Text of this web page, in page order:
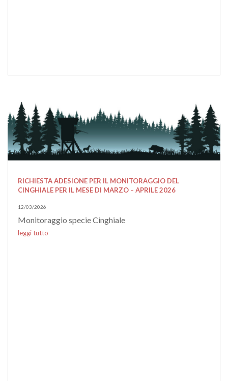
RICHIESTA ADESIONE PER IL MONITORAGGIO DEL
CINGHIALE PER IL MESE DI MARZO – APRILE 2026
12/03/2026
Monitoraggio specie Cinghiale
leggi tutto